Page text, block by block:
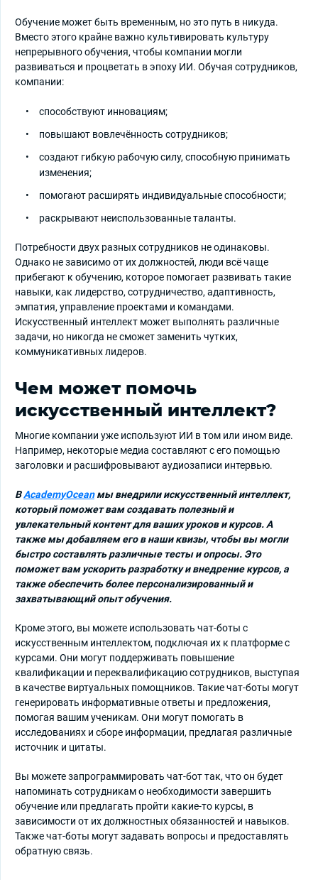
Обучение может быть временным, но это путь в никуда.
Вместо этого крайне важно культивировать культуру
непрерывного обучения, чтобы компании могли
развиваться и процветать в эпоху ИИ. Обучая сотрудников,
компании:
способствуют инновациям;
повышают вовлечённость сотрудников;
создают гибкую рабочую силу, способную принимать
изменения;
помогают расширять индивидуальные способности;
раскрывают неиспользованные таланты.
Потребности двух разных сотрудников не одинаковы.
Однако не зависимо от их должностей, люди всё чаще
прибегают к обучению, которое помогает развивать такие
навыки, как лидерство, сотрудничество, адаптивность,
эмпатия, управление проектами и командами.
Искусственный интеллект может выполнять различные
задачи, но никогда не сможет заменить чутких,
коммуникативных лидеров.
Чем может помочь
искусственный интеллект?
Многие компании уже используют ИИ в том или ином виде.
Например, некоторые медиа составляют с его помощью
заголовки и расшифровывают аудиозаписи интервью.
ВAcademyOcean мы внедрили искусственный интеллект,
который поможет вам создавать полезный и
увлекательный контент для ваших уроков и курсов. А
также мы добавляем его в наши квизы, чтобы вы могли
быстро составлять различные тесты и опросы. Это
поможет вам ускорить разработку и внедрение курсов, а
также обеспечить более персонализированный и
захватывающий опыт обучения.
Кроме этого, вы можете использовать чат-боты с
искусственным интеллектом, подключая их к платформе с
курсами. Они могут поддерживать повышение
квалификации и переквалификацию сотрудников, выступая
в качестве виртуальных помощников. Такие чат-боты могут
генерировать информативные ответы и предложения,
помогая вашим ученикам. Они могут помогать в
исследованиях и сборе информации, предлагая различные
источник и цитаты.
Вы можете запрограммировать чат-бот так, что он будет
напоминать сотрудникам о необходимости завершить
обучение или предлагать пройти какие-то курсы, в
зависимости от их должностных обязанностей и навыков.
Также чат-боты могут задавать вопросы и предоставлять
обратную связь.